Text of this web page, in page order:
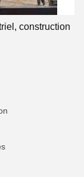
construction